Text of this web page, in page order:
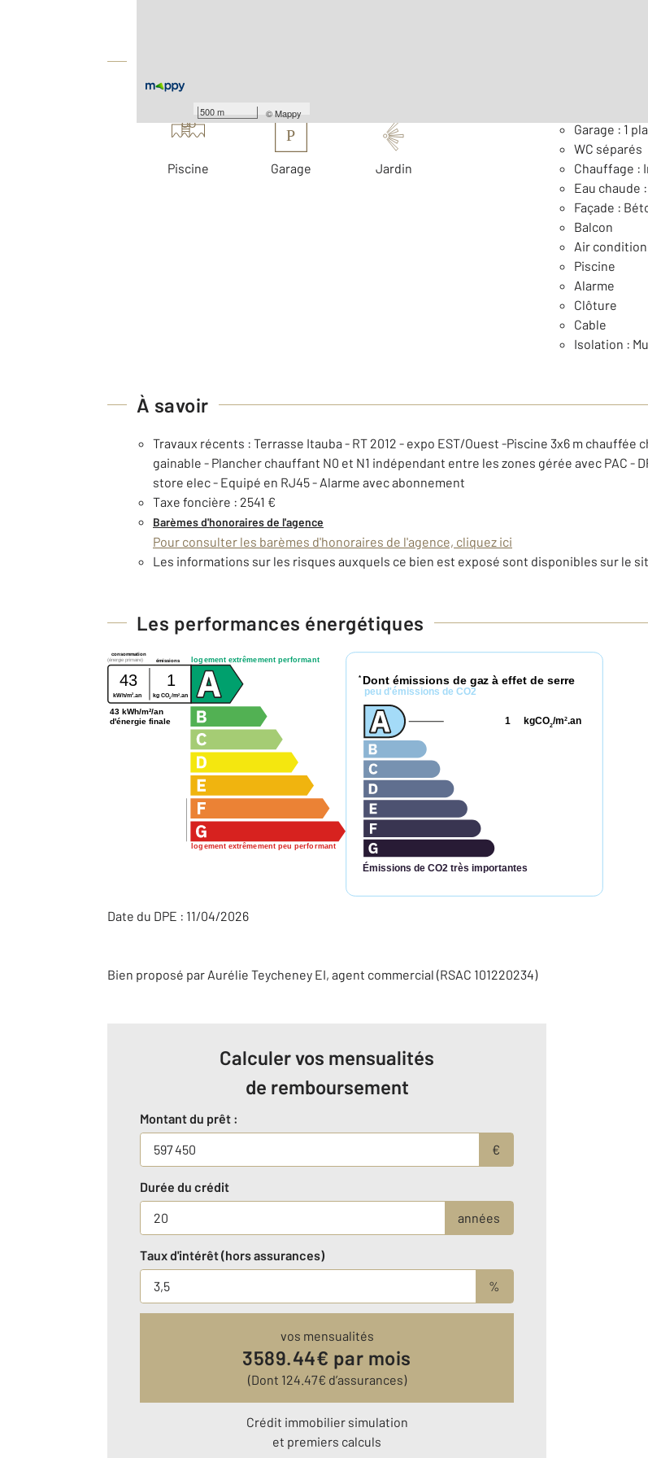
500 m ©Mappy
Piscine
P
Garage Jardin
Garage : 1
WC séparés
Chauffage :
Eau chaude
Façade :
Balcon
Air
Piscine
Alarme
Clôture
Cable
Isolation :
À savoir
Travaux récents : Terrasse Itauba - RT 2012 - expo EST/Ouest -Piscine 3x6 m
gainable - Plancher chauffant N0 et N1 indépendant entre les zones gérée avec PAC -
store elec - Equipé en RJ45 - Alarme avec abonnement
Taxe foncière : 2541 €
Barèmes d'honoraires de l'agence
Pour consulter les barèmes d'honoraires de l'agence, cliquez ici
Les informations sur les risques auxquels ce bien est exposé sont disponibles sur le
Les performances énergétiques
logement extrêmement performant
logement extrêmement peu performant
consommation
émissions
(énergie primaire)
43 1
kWh/m2 .an kg CO2 /m2 .an
43 kWh/m²/an
d'énergie finale
* Dont émissions de gaz à effet de serre
peu d'émissions de CO2
Émissions de CO2 très importantes
kgCO2/m2.an
1
Date du DPE : 11/04/2026
Bien proposé par Aurélie Teycheney EI, agent commercial (RSAC 101220234)
Calculer vos mensualités
de remboursement
Montant du prêt :
€
Durée du crédit
années
Taux d'intérêt (hors assurances)
%
vos mensualités
3589.44€ par mois
(Dont 124.47€ d’assurances)
Crédit immobilier simulation
et premiers calculs